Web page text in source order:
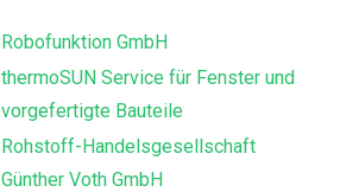
Robofunktion GmbH
thermoSUN Service für Fenster und
vorgefertigte Bauteile
Rohstoff-Handelsgesellschaft
Günther Voth GmbH